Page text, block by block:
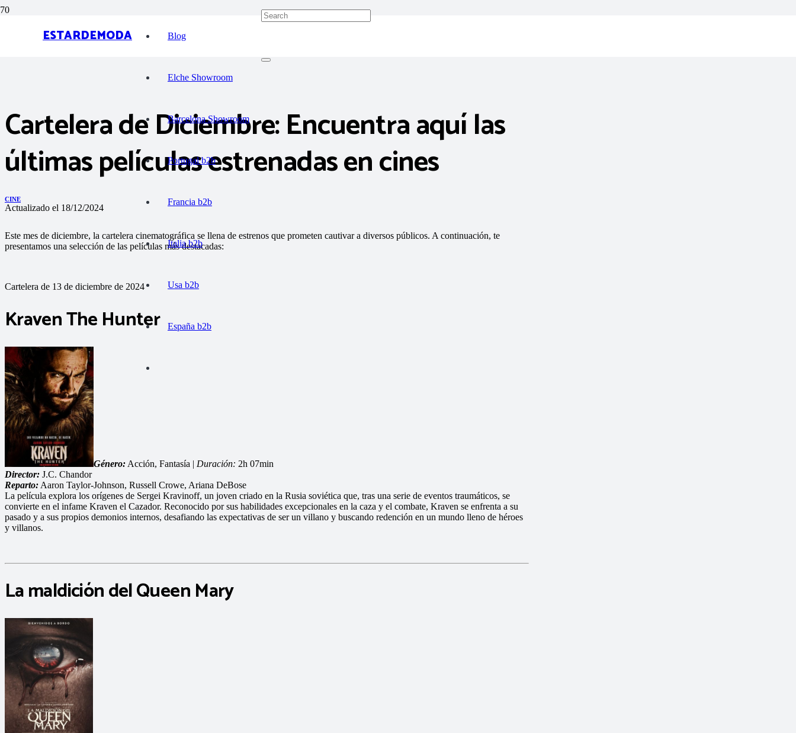
ESTARDEMODA Blog
Elche Showroom
Barcelona Showroom
Portugal b2b
Francia b2b
Italia b2b
Usa b2b
España b2b
Cartelera de Diciembre: Encuentra aquí las
últimas películas estrenadas en cines
CINE
Actualizado el 18/12/2024
Este mes de diciembre, la cartelera cinematográfica se llena de estrenos que prometen cautivar a diversos públicos. A continuación, te
presentamos una selección de las películas más destacadas:
Cartelera de 13 de diciembre de 2024
Kraven The Hunter
Género: Acción, Fantasía | Duración: 2h 07min
Director: J.C. Chandor
Reparto: Aaron Taylor-Johnson, Russell Crowe, Ariana DeBose
La película explora los orígenes de Sergei Kravinoff, un joven criado en la Rusia soviética que, tras una serie de eventos traumáticos, se
convierte en el infame Kraven el Cazador. Reconocido por sus habilidades excepcionales en la caza y el combate, Kraven se enfrenta a su
pasado y a sus propios demonios internos, desafiando las expectativas de ser un villano y buscando redención en un mundo lleno de héroes
y villanos.
La maldición del Queen Mary